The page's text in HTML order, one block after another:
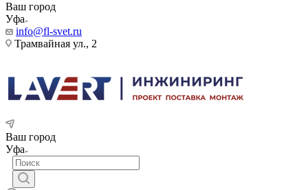
Ваш город
Уфа
info@fl-svet.ru
Трамвайная ул., 2
Ваш город
Уфа